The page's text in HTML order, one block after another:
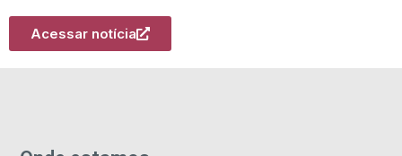
Acessar notícia